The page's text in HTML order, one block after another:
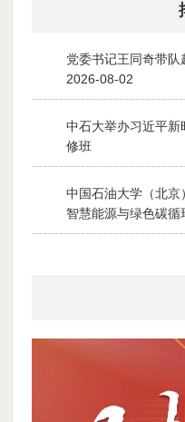
党委书记王同奇带
2026-08-02
中石大举办习近平
修班
2026-07-28
中国石油大学（北京
智慧能源与绿色碳循
2026-07-30